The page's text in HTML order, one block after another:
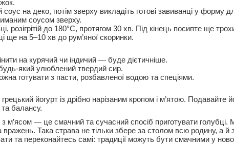
на деко, потім зверху викладіть готові завиванці у форму
соусом зверху.
розігрітій до 180°C, протягом 30 хв. Під кінець посипте ще
ще на 5–10 хв до рум’яної скоринки.
на курячий чи індичий — буде дієтичніше.
який улюблений твердий сир.
готувати з пасти, розбавленої водою та спеціями.
йогурт із дрібно нарізаним кропом і м’ятою. Подавайте
та балансу.
з м’ясом — це смачний та сучасний спосіб приготувати голубці.
вражень. Така страва не тільки збере за столом всю родину, а й
та переконайтесь самі: традиції можуть бути смачними у